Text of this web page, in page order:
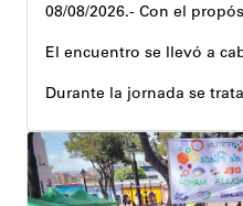
08/08/2026.- Con el
El encuentro se llevó a
Durante la jornada se
El alcalde tomó nota de
Además, estas acciones